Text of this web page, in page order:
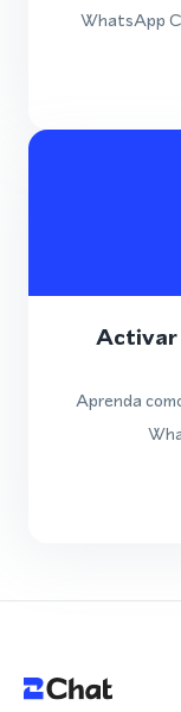
WhatsApp
Activar
Aprenda